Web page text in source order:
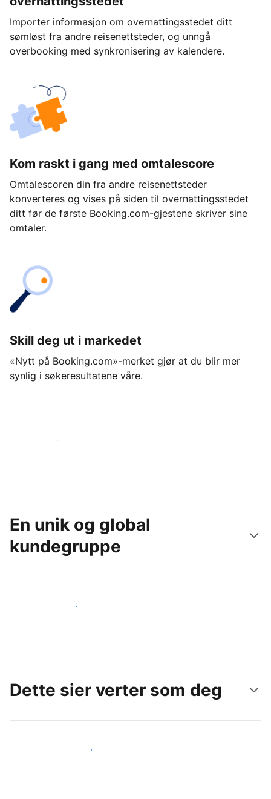
Importer informasjon om overnattingsstedet ditt
sømløst fra andre reisenettsteder, og unngå
overbooking med synkronisering av kalendere.
Kom raskt i gang med omtalescore
Omtalescoren din fra andre reisenettsteder
konverteres og vises på siden til overnattingsstedet
ditt før de første Booking.com-gjestene skriver sine
omtaler.
Skill deg ut i markedet
«Nytt på Booking.com»-merket gjør at du blir mer
synlig i søkeresultatene våre.
Kom i gang i dag
En unik og global
kundegruppe
Nå ut til nye gjester i dag
Dette sier verter som deg
Gjør som andre verter som deg